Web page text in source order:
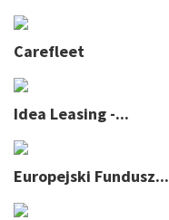
Carefleet
Idea Leasing -...
Europejski Fundusz...